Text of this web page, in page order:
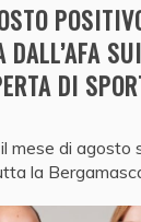
DI
mese di agosto
la